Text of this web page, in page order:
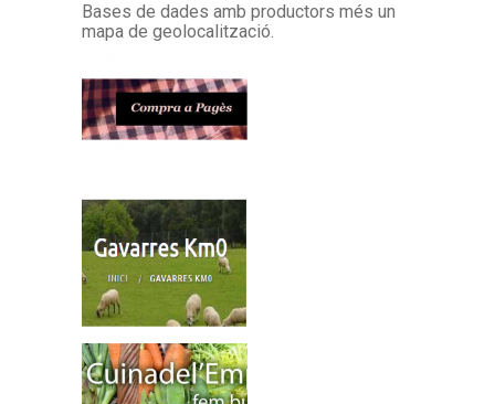
Bases de dades amb productors més un
mapa de geolocalització.